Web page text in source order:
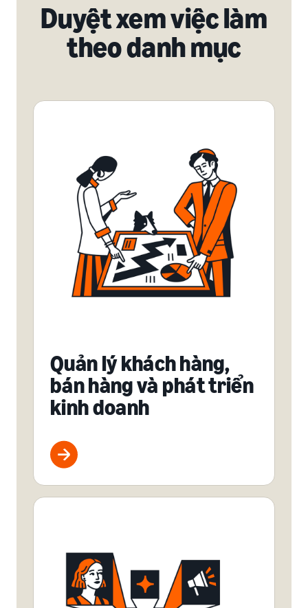
Duyệt xem việc làm
theo danh mục
Quản lý khách hàng,
bán hàng và phát triển
kinh doanh